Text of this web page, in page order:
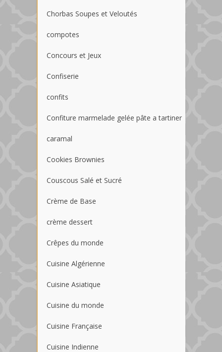
Chorbas Soupes et Veloutés
compotes
Concours et Jeux
Confiserie
confits
Confiture marmelade gelée pâte a tartiner
caramal
Cookies Brownies
Couscous Salé et Sucré
Crème de Base
crème dessert
Crêpes du monde
Cuisine Algérienne
Cuisine Asiatique
Cuisine du monde
Cuisine Française
Cuisine Indienne